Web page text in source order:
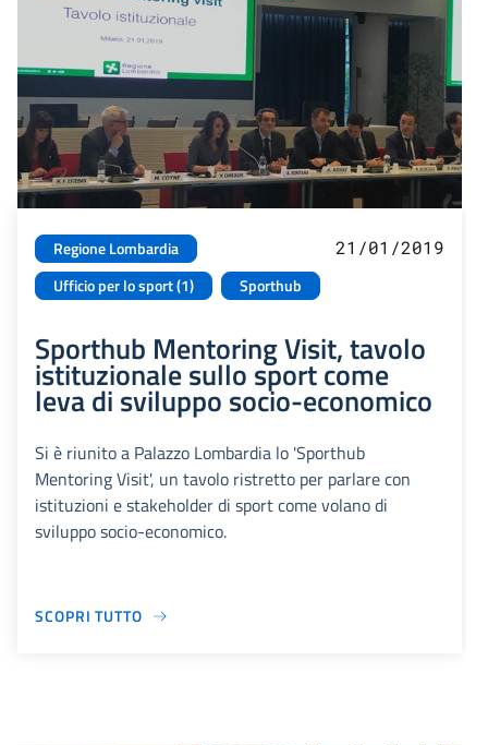
Regione Lombardia
Ufficio per lo sport (1)
Sporthub
21/01/2019
Sporthub Mentoring Visit, tavolo
istituzionale sullo sport come
leva di sviluppo socio-economico
Si è riunito a Palazzo Lombardia lo 'Sporthub
Mentoring Visit', un tavolo ristretto per parlare con
istituzioni e stakeholder di sport come volano di
sviluppo socio-economico.
SCOPRI TUTTO